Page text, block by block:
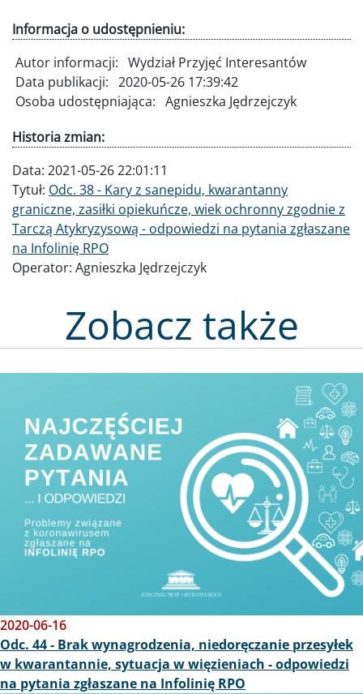
Informacja o udostępnieniu:
Autor informacji: Wydział Przyjęć Interesantów
Data publikacji: 2020-05-26 17:39:42
Osoba udostępniająca: Agnieszka Jędrzejczyk
Historia zmian:
Data: 2021-05-26 22:01:11
Tytuł: Odc. 38 - Kary z sanepidu, kwarantanny
graniczne, zasiłki opiekuńcze, wiek ochronny zgodnie z
Tarczą Atykryzysową - odpowiedzi na pytania zgłaszane
na Infolinię RPO
Operator: Agnieszka Jędrzejczyk
Zobacz także
2020-06-16
Odc. 44 - Brak wynagrodzenia, niedoręczanie przesyłek
w kwarantannie, sytuacja w więzieniach - odpowiedzi
na pytania zgłaszane na Infolinię RPO